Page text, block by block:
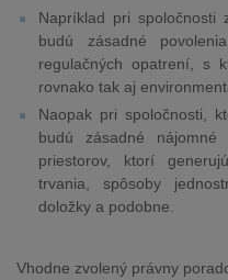
Napríklad pri spoločnosti
budú zásadné
regulačných opatrení, s
rovnako tak aj
Naopak pri spoločnosti,
budú zásadné nájomné
priestorov, ktorí
trvania, spôsoby
doložky a podobne.
Vhodne zvolený právny